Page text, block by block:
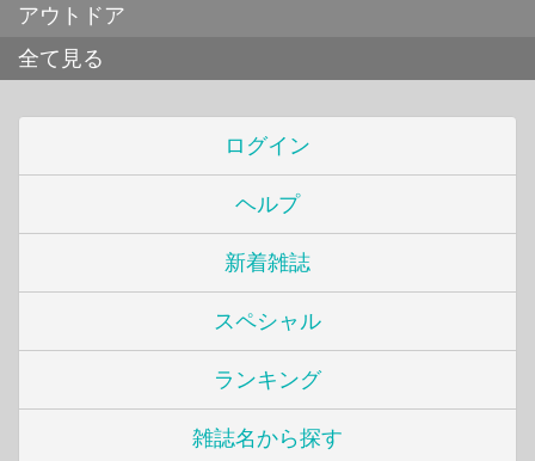
アウトドア
全て見る
ログイン
ヘルプ
新着雑誌
スペシャル
ランキング
雑誌名から探す